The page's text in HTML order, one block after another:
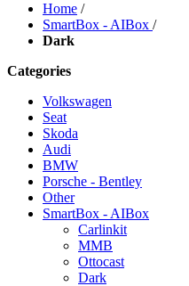
Home /
SmartBox - AIBox /
Dark
Categories
Volkswagen
Seat
Skoda
Audi
BMW
Porsche - Bentley
Other
SmartBox - AIBox
Carlinkit
MMB
Ottocast
Dark